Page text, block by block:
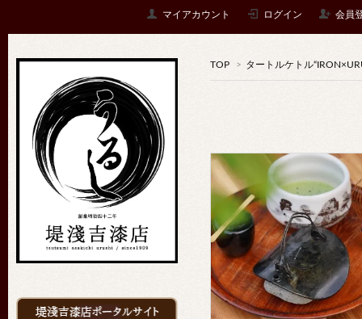
マイアカウント ログイン 会員
TOP > タートルケトル